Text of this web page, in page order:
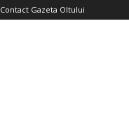
Contact Gazeta Oltului